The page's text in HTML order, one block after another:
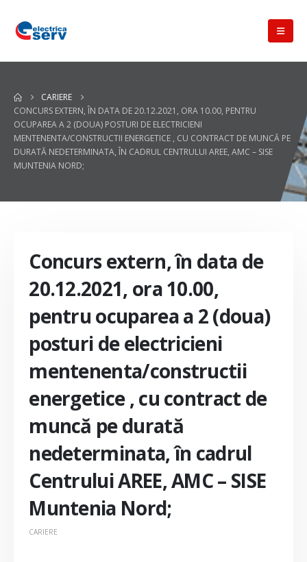
CARIERE
CONCURS EXTERN, ÎN DATA DE 20.12.2021, ORA 10.00, PENTRU
OCUPAREA A 2 (DOUA) POSTURI DE ELECTRICIENI
MENTENENTA/CONSTRUCTII ENERGETICE , CU CONTRACT DE MUNCĂ PE
DURATĂ NEDETERMINATA, ÎN CADRUL CENTRULUI AREE, AMC – SISE
MUNTENIA NORD;
Concurs extern, în data de
20.12.2021, ora 10.00,
pentru ocuparea a 2 (doua)
posturi de electricieni
mentenenta/constructii
energetice , cu contract de
muncă pe durată
nedeterminata, în cadrul
Centrului AREE, AMC – SISE
Muntenia Nord;
CARIERE